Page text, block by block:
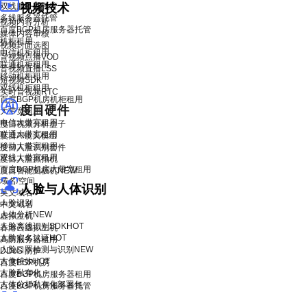
视频技术
视频内容分析
媒体内容审核
视频封面选图
音视频点播VOD
音视频直播LSS
短视频SDK
实时音视频RTC
度目硬件
度目视频分析盒子
度目AI镜头模组
度目人脸识别套件
度目人脸抓拍机
度目智能面板机NEW
人脸与人体识别
人脸识别
人体分析NEW
人脸离线识别SDKHOT
人脸实名认证HOT
人脸口罩检测与识别 NEW
人像特效HOT
人脸私有化
人体分析私有化部署包
双线服务器托管
多线服务器托管
百度BGP机房服务器托管
机柜租用
电信机柜租用
联通机柜租用
移动机柜租用
双线机柜租用
百度BGP机房机柜租用
大带宽租用
电信大带宽租用
联通大带宽租用
移动大带宽租用
双线大带宽租用
百度BGP机房大带宽租用
域名/空间
英文域名
中文域名
虚拟主机
香港云虚拟主机
高防服务器租用
DDoS 防护
百度BGP机房
百度BGP机房服务器租用
百度BGP机房服务器托管